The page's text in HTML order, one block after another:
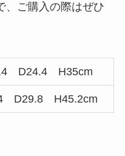
、ご購入の際はぜひ
D24.4 H35cm
D29.8 H45.2cm